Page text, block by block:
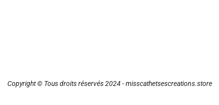
Copyright © Tous droits réservés 2024 - misscathetsescreations.store